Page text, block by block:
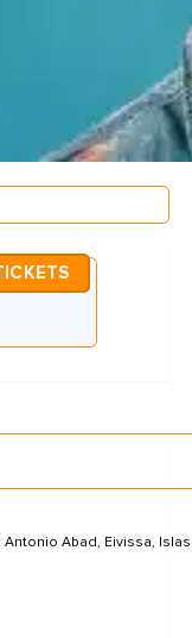
Antonio Abad, Eivissa, Islas